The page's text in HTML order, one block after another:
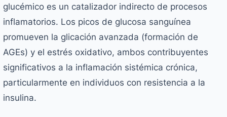
glucémico es un catalizador indirecto de procesos
inflamatorios. Los picos de glucosa sanguínea
promueven la glicación avanzada (formación de
AGEs) y el estrés oxidativo, ambos contribuyentes
significativos a la inflamación sistémica crónica,
particularmente en individuos con resistencia a la
insulina.